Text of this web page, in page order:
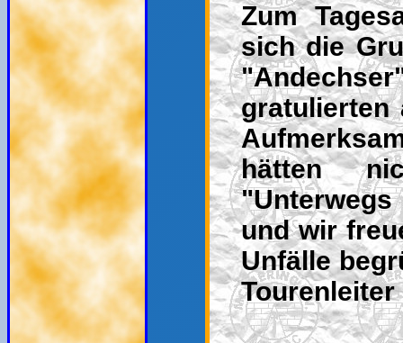
Zum
sich die
gratulierten
hätten
und wir
Unfälle
Tourenleiter